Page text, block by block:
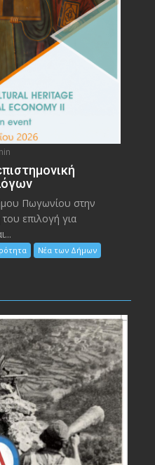
Πωγωνίου στην
του επιλογή για
Νέα των Δήμων